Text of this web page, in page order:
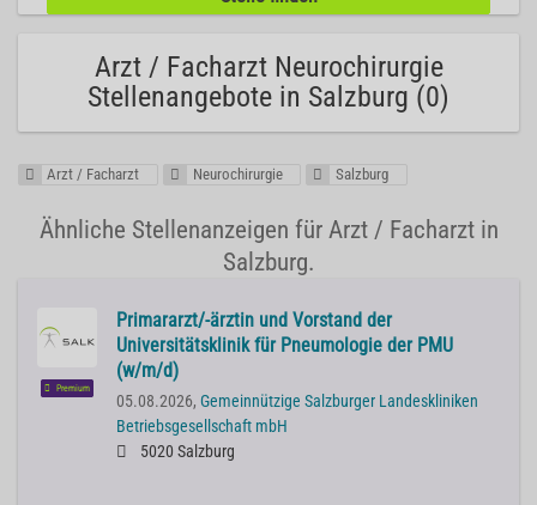
Arzt / Facharzt Neurochirurgie
Stellenangebote in Salzburg (0)
Arzt / Facharzt Neurochirurgie Salzburg
Ähnliche Stellenanzeigen für Arzt / Facharzt in
Salzburg.
Premium
Primararzt/-ärztin und Vorstand der
Universitätsklinik für Pneumologie der PMU
(w/m/d)
05.08.2026, Gemeinnützige Salzburger Landeskliniken
Betriebsgesellschaft mbH
5020 Salzburg